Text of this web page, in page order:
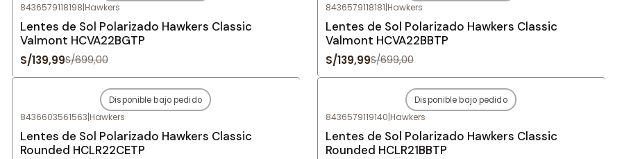
Agotado
8436579118198|Hawkers
Lentes de Sol Polarizado Hawkers Classic
Valmont HCVA22BGTP
S/139,99S/699,00
Agotado
8436579118181|Hawkers
Lentes de Sol Polarizado Hawkers Classic
Valmont HCVA22BBTP
S/139,99S/699,00
Agotado
Disponible bajo pedido
8436603561563|Hawkers
Lentes de Sol Polarizado Hawkers Classic
Rounded HCLR22CETP
Agotado
Disponible bajo pedido
8436579119140|Hawkers
Lentes de Sol Polarizado Hawkers Classic
Rounded HCLR21BBTP